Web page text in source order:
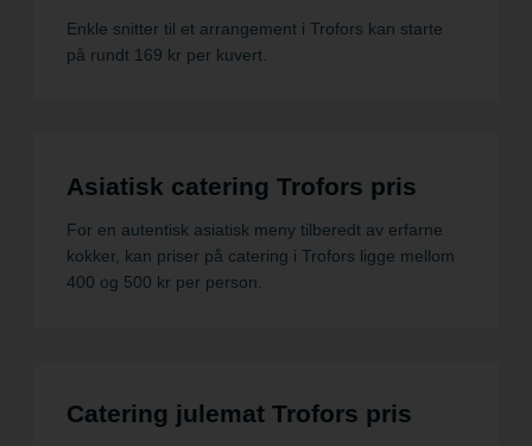
Enkle snitter til et arrangement i Trofors kan starte
på rundt 169 kr per kuvert.
Asiatisk catering Trofors pris
For en autentisk asiatisk meny tilberedt av erfarne
kokker, kan priser på catering i Trofors ligge mellom
400 og 500 kr per person.
Catering julemat Trofors pris